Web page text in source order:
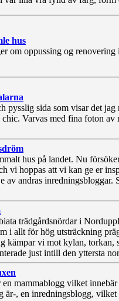
hus
om oppussing og renovering
pysslig sida som visar det
chic. Varvas med fina foton
hus på landet. Nu
vi hoppas att vi kan ge er
av andras
trädgårdsnördar i
i allt för hög utsträckning
kämpar vi mot kylan, torkan,
just intill den yttersta
mammablogg vilket
är-, en inredningsblogg,